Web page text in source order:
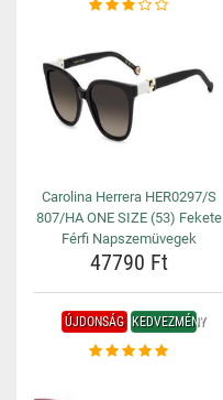
Carolina Herrera HER0297/S
807/HA ONE SIZE (53) Fekete
Férfi Napszemüvegek
47790 Ft
ÚJDONSÁG KEDVEZMÉNY